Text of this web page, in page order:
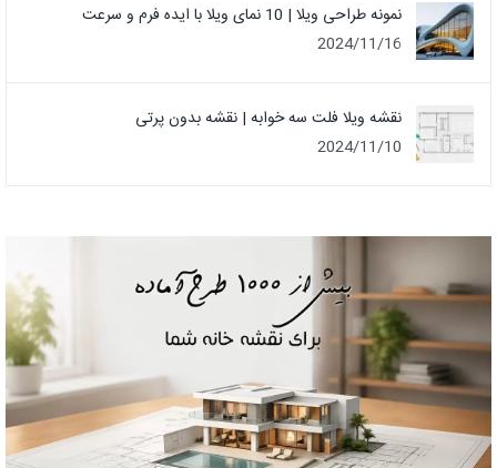
نمونه طراحی ویلا | 10 نمای ویلا با ایده فرم و سرعت
2024/11/16
نقشه ویلا فلت سه خوابه | نقشه بدون پرتی
2024/11/10